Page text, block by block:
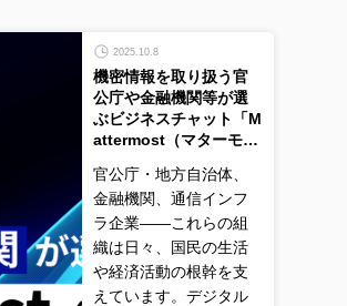
2025.10.8
機密情報を取り扱う官
公庁や金融機関等が選
ぶビジネスチャット「M
attermost（マターモ…
官公庁・地方自治体、
金融機関、通信インフ
ラ企業――これらの組
織は日々、国民の生活
や経済活動の根幹を支
えています。デジタル